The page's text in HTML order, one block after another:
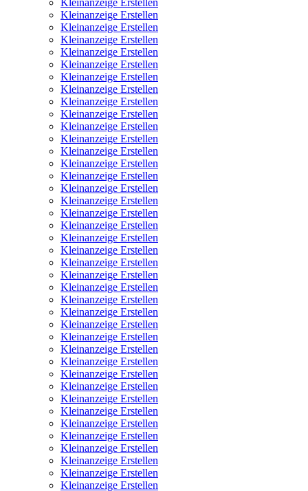
Kleinanzeige Erstellen
Kleinanzeige Erstellen
Kleinanzeige Erstellen
Kleinanzeige Erstellen
Kleinanzeige Erstellen
Kleinanzeige Erstellen
Kleinanzeige Erstellen
Kleinanzeige Erstellen
Kleinanzeige Erstellen
Kleinanzeige Erstellen
Kleinanzeige Erstellen
Kleinanzeige Erstellen
Kleinanzeige Erstellen
Kleinanzeige Erstellen
Kleinanzeige Erstellen
Kleinanzeige Erstellen
Kleinanzeige Erstellen
Kleinanzeige Erstellen
Kleinanzeige Erstellen
Kleinanzeige Erstellen
Kleinanzeige Erstellen
Kleinanzeige Erstellen
Kleinanzeige Erstellen
Kleinanzeige Erstellen
Kleinanzeige Erstellen
Kleinanzeige Erstellen
Kleinanzeige Erstellen
Kleinanzeige Erstellen
Kleinanzeige Erstellen
Kleinanzeige Erstellen
Kleinanzeige Erstellen
Kleinanzeige Erstellen
Kleinanzeige Erstellen
Kleinanzeige Erstellen
Kleinanzeige Erstellen
Kleinanzeige Erstellen
Kleinanzeige Erstellen
Kleinanzeige Erstellen
Kleinanzeige Erstellen